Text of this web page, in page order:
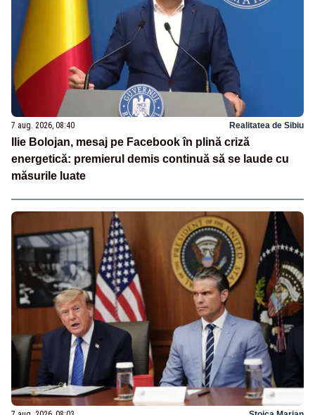
7 aug. 2026, 08:40 Realitatea de Sibiu
Ilie Bolojan, mesaj pe Facebook în plină criză
energetică: premierul demis continuă să se laude cu
măsurile luate